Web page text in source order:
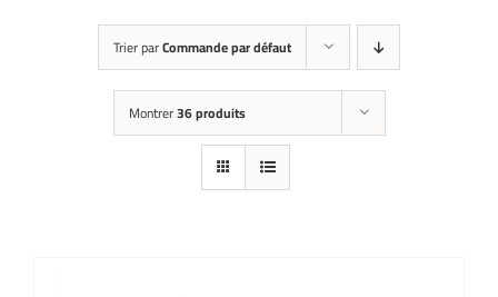
Trier parCommande par défaut
Montrer36 produits